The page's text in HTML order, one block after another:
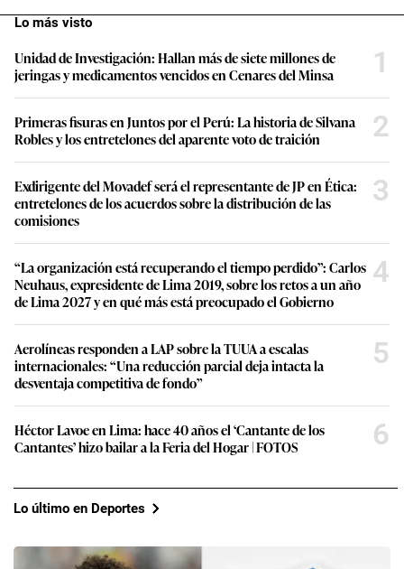
Lo más visto
Unidad de Investigación: Hallan más de siete millones de
jeringas y medicamentos vencidos en Cenares del Minsa
1
Primeras fisuras en Juntos por el Perú: La historia de Silvana
Robles y los entretelones del aparente voto de traición
2
Exdirigente del Movadef será el representante de JP en Ética:
entretelones de los acuerdos sobre la distribución de las
comisiones
3
“La organización está recuperando el tiempo perdido”: Carlos
Neuhaus, expresidente de Lima 2019, sobre los retos a un año
de Lima 2027 y en qué más está preocupado el Gobierno
4
Aerolíneas responden a LAP sobre la TUUA a escalas
internacionales: “Una reducción parcial deja intacta la
desventaja competitiva de fondo”
5
Héctor Lavoe en Lima: hace 40 años el ‘Cantante de los
Cantantes’ hizo bailar a la Feria del Hogar | FOTOS
6
Lo último en Deportes